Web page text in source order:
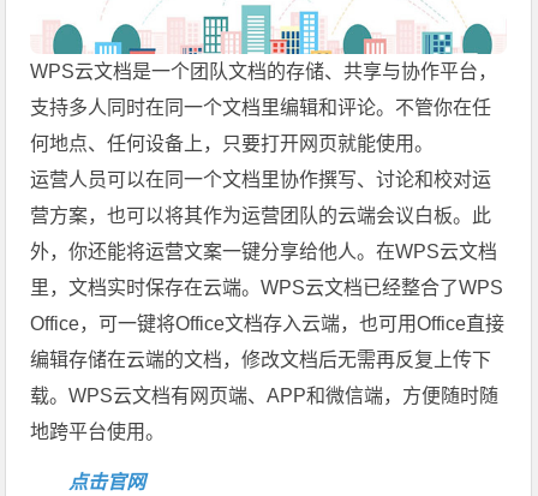
WPS云文档是一个团队文档的存储、共享与协作平台，
支持多人同时在同一个文档里编辑和评论。不管你在任
何地点、任何设备上，只要打开网页就能使用。
运营人员可以在同一个文档里协作撰写、讨论和校对运
营方案，也可以将其作为运营团队的云端会议白板。此
外，你还能将运营文案一键分享给他人。在WPS云文档
里，文档实时保存在云端。WPS云文档已经整合了WPS
Office，可一键将Office文档存入云端，也可用Office直接
编辑存储在云端的文档，修改文档后无需再反复上传下
载。WPS云文档有网页端、APP和微信端，方便随时随
地跨平台使用。
点击官网